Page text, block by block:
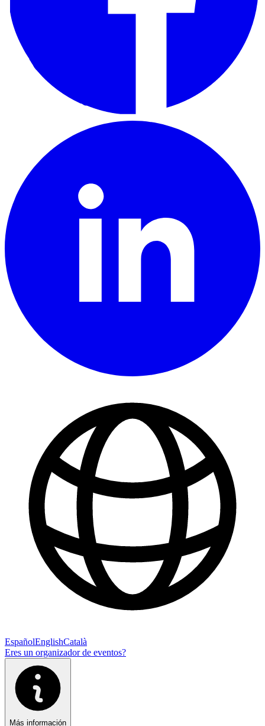
EspañolEnglishCatalà
Eres un organizador de eventos?
Más información